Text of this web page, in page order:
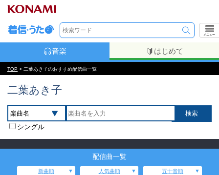
メニュー
音楽 はじめて
TOP > 二葉あき子のおすすめ配信曲一覧
二葉あき子
シングル
配信曲一覧
新曲順 人気曲順 五十音順